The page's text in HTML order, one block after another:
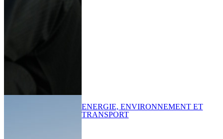
ENERGIE, ENVIRONNEMENT ET
TRANSPORT